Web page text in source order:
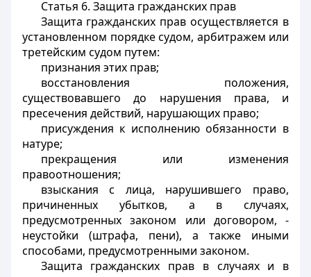
Статья 6. Защита гражданских прав
Защита гражданских прав осуществляется в
установленном порядке судом, арбитражем или
третейским судом путем:
признания этих прав;
восстановления положения,
существовавшего до нарушения права, и
пресечения действий, нарушающих право;
присуждения к исполнению обязанности в
натуре;
прекращения или изменения
правоотношения;
взыскания с лица, нарушившего право,
причиненных убытков, а в случаях,
предусмотренных законом или договором, -
неустойки (штрафа, пени), а также иными
способами, предусмотренными законом.
Защита гражданских прав в случаях и в